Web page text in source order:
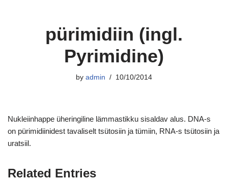
pürimidiin (ingl.
Pyrimidine)
by admin 10/10/2014
Nukleiinhappe üheringiline lämmastikku sisaldav alus. DNA-s
on pürimidiinidest tavaliselt tsütosiin ja tümiin, RNA-s tsütosiin ja
uratsiil.
Related Entries